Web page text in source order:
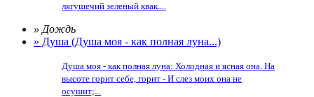
лягушечий зеленый квак....
» Дождь
» Душа (Душа моя - как полная луна...)
Душа моя - как полная луна: Холодная и ясная она. На
высоте горит себе, горит - И слез моих она не
осушит;...